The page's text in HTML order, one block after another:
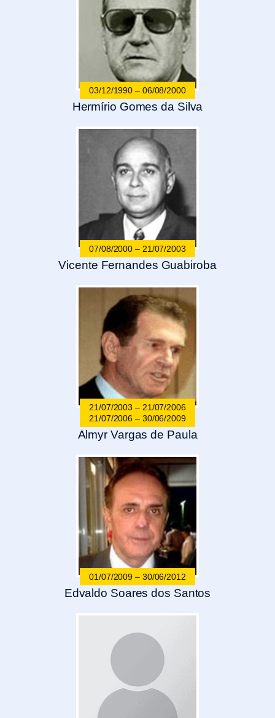
03/12/1990 – 06/08/2000
Hermírio Gomes da Silva
07/08/2000 – 21/07/2003
Vicente Fernandes Guabiroba
21/07/2003 – 21/07/2006
21/07/2006 – 30/06/2009
Almyr Vargas de Paula
01/07/2009 – 30/06/2012
Edvaldo Soares dos Santos